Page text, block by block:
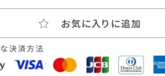
お気に入りに追加